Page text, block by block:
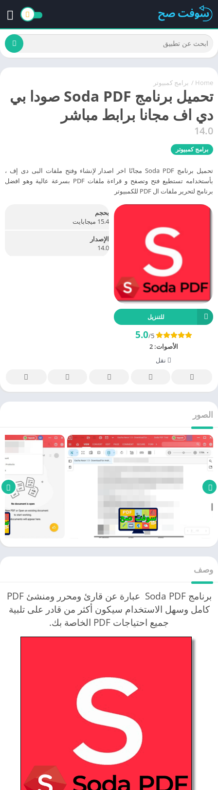
Home
/ برامج كمبيوتر
تحميل برنامج Soda PDF صودا بي
دي اف مجانا برابط مباشر
14.0
برامج كمبيوتر
تحميل برنامج Soda PDF مجانًا اخر اصدار لإنشاء وفتح ملفات البى دى إف ،
بأستخدامه تستطيع فتح وتصفح و قراءة ملفات PDF بسرعة عالية وهو افضل
برنامج لتحرير ملفات ال PDF للكمبيوتر
للتنزيل
5.0/5
الأصوات:2
نقل
بحجم
15.4 ميجابايت
الإصدار
14.0
الصور
وصف
برنامج Soda PDF عبارة عن قارئ ومحرر ومنشئ PDF
كامل وسهل الاستخدام سيكون أكثر من قادر على تلبية
جميع احتياجات PDF الخاصة بك.